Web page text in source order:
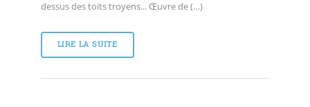
dessus des toits troyens... Œuvre de (…)
LIRE LA SUITE